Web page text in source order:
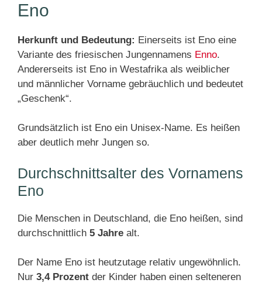
Eno
Herkunft und Bedeutung: Einerseits ist Eno eine
Variante des friesischen Jungennamens Enno.
Andererseits ist Eno in Westafrika als weiblicher
und männlicher Vorname gebräuchlich und bedeutet
„Geschenk“.
Grundsätzlich ist Eno ein Unisex-Name. Es heißen
aber deutlich mehr Jungen so.
Durchschnittsalter des Vornamens
Eno
Die Menschen in Deutschland, die Eno heißen, sind
durchschnittlich 5 Jahre alt.
Der Name Eno ist heutzutage relativ ungewöhnlich.
Nur 3,4 Prozent der Kinder haben einen selteneren